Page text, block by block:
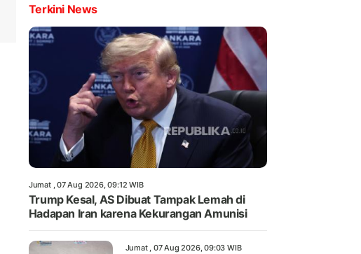
Terkini News
Jumat , 07 Aug 2026, 09:12 WIB
Trump Kesal, AS Dibuat Tampak Lemah di
Hadapan Iran karena Kekurangan Amunisi
Jumat , 07 Aug 2026, 09:03 WIB